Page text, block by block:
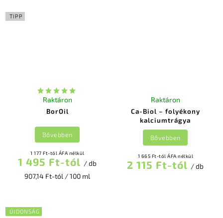
TIPP
BorOil
Raktáron
1 177 Ft-tól ÁFA nélkül
1 495 Ft-tól / db
907,14 Ft-tól / 100 ml
Bővebben
Ca-Biol – folyékony
kalciumtrágya
Raktáron
1 665 Ft-tól ÁFA nélkül
2 115 Ft-tól / db
Bővebben
ÚJDONSÁG